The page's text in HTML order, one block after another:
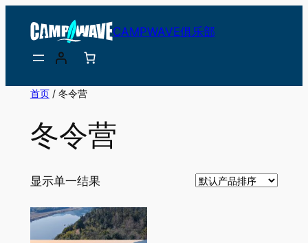
CAMPWAVE俱乐部
首页/ 冬令营
冬令营
显示单一结果